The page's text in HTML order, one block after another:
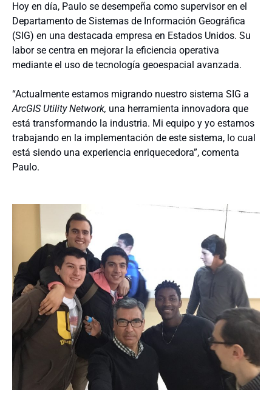
Hoy en día, Paulo se desempeña como supervisor en el
Departamento de Sistemas de Información Geográfica
(SIG) en una destacada empresa en Estados Unidos. Su
labor se centra en mejorar la eficiencia operativa
mediante el uso de tecnología geoespacial avanzada.
“Actualmente estamos migrando nuestro sistema SIG a
ArcGIS Utility Network, una herramienta innovadora que
está transformando la industria. Mi equipo y yo estamos
trabajando en la implementación de este sistema, lo cual
está siendo una experiencia enriquecedora”, comenta
Paulo.